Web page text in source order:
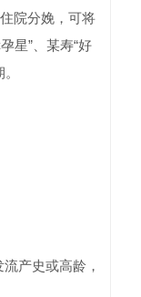
院分娩，可将
星”、某寿“好
产史或高龄，